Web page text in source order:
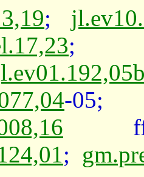
;
-
;